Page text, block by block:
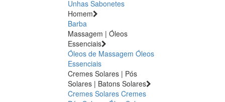
Unhas Sabonetes
Homem
Barba
Massagem | Óleos
Essenciais
Óleos de Massagem Óleos
Essenciais
Cremes Solares | Pós
Solares | Batons Solares
Cremes Solares Cremes